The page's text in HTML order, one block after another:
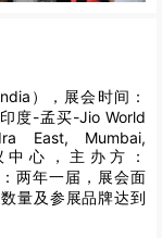
），展会时间：
度-孟买-Jio World
East, Mumbai,
中心，主办方：
两年一届，展会面
量及参展品牌达到